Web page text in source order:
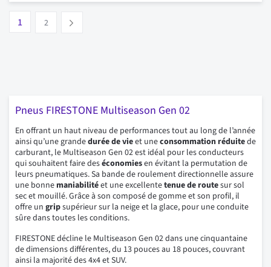
Vous lisez actuellement la page
1 2
Pneus FIRESTONE Multiseason Gen 02
En offrant un haut niveau de performances tout au long de l’année
ainsi qu’une grandedurée de vieet uneconsommation réduitede
carburant, le Multiseason Gen 02 est idéal pour les conducteurs
qui souhaitent faire deséconomiesen évitant la permutation de
leurs pneumatiques. Sa bande de roulement directionnelle assure
une bonne maniabilitéet une excellentetenue de routesur sol
sec et mouillé. Grâce à son composé de gomme et son profil, il
offre un gripsupérieur sur la neige et la glace, pour une conduite
sûre dans toutes les conditions.
FIRESTONE décline le Multiseason Gen 02 dans une cinquantaine
de dimensions différentes, du 13 pouces au 18 pouces, couvrant
ainsi la majorité des 4x4 et SUV.